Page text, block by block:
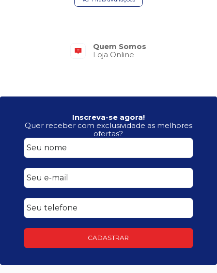
Quem Somos
Loja Online
Frete Grátis
Consulte o Regulamento
Inscreva-se agora!
Quer receber com exclusividade as melhores
ofertas?
CADASTRAR